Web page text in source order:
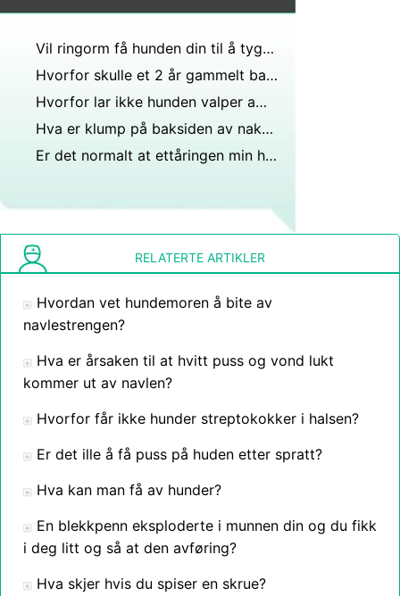
Vil ringorm få hunden din til å tygge på føttene?
Hvorfor skulle et 2 år gammelt barn bite seg selv?
Hvorfor lar ikke hunden valper amme?
Hva er klump på baksiden av nakken med puss?
Er det normalt at ettåringen min hadde en hard klump på størrelse med erten ved siden av øyenbrynet han falt på for noen måneder siden?
RELATERTE ARTIKLER
Hvordan vet hundemoren å bite av
navlestrengen?
Hva er årsaken til at hvitt puss og vond lukt
kommer ut av navlen?
Hvorfor får ikke hunder streptokokker i halsen?
Er det ille å få puss på huden etter spratt?
Hva kan man få av hunder?
En blekkpenn eksploderte i munnen din og du fikk
i deg litt og så at den avføring?
Hva skjer hvis du spiser en skrue?